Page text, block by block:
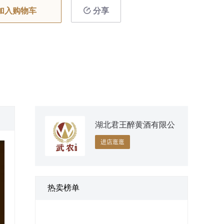
入购物车 分享
湖北君王醉黄酒有限公
司
进店逛逛
热卖榜单